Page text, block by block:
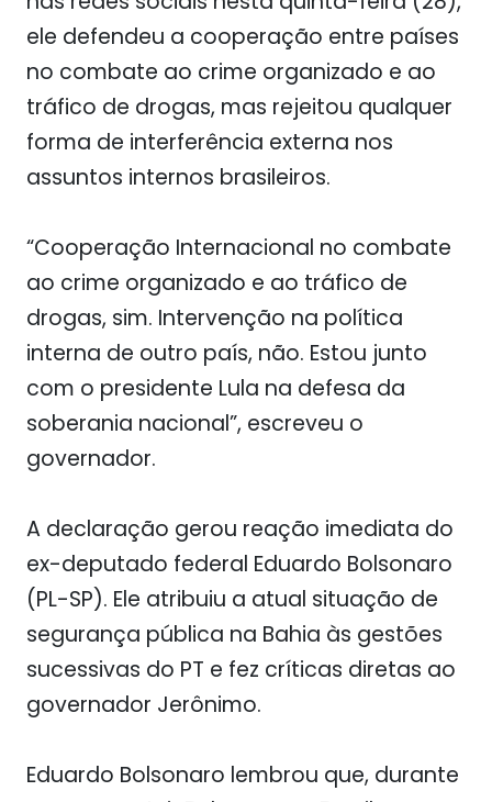
ele defendeu a cooperação entre países
no combate ao crime organizado e ao
tráfico de drogas, mas rejeitou qualquer
forma de interferência externa nos
assuntos internos brasileiros.
“Cooperação Internacional no combate
ao crime organizado e ao tráfico de
drogas, sim. Intervenção na política
interna de outro país, não. Estou junto
com o presidente Lula na defesa da
soberania nacional”, escreveu o
governador.
A declaração gerou reação imediata do
ex-deputado federal Eduardo Bolsonaro
(PL-SP). Ele atribuiu a atual situação de
segurança pública na Bahia às gestões
sucessivas do PT e fez críticas diretas ao
governador Jerônimo.
Eduardo Bolsonaro lembrou que, durante